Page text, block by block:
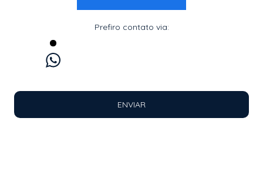
Prefiro contato via:
ENVIAR